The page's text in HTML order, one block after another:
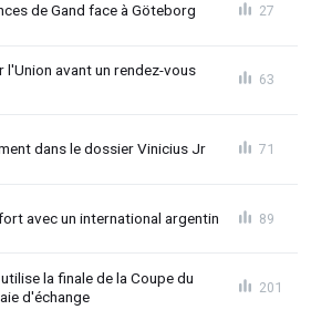
de Gand face à Göteborg 27
l'Union avant un rendez-vous
63
dans le dossier Vinicius Jr 71
avec un international argentin 89
la finale de la Coupe du
d'échange
201